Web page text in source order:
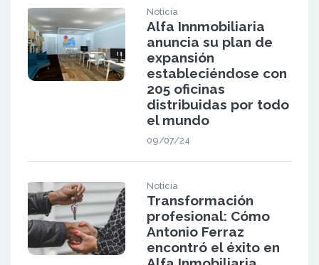
Noticia
Alfa Innmobiliaria
anuncia su plan de
expansión
estableciéndose con
205 oficinas
distribuidas por todo
el mundo
09/07/24
Noticia
Transformación
profesional: Cómo
Antonio Ferraz
encontró el éxito en